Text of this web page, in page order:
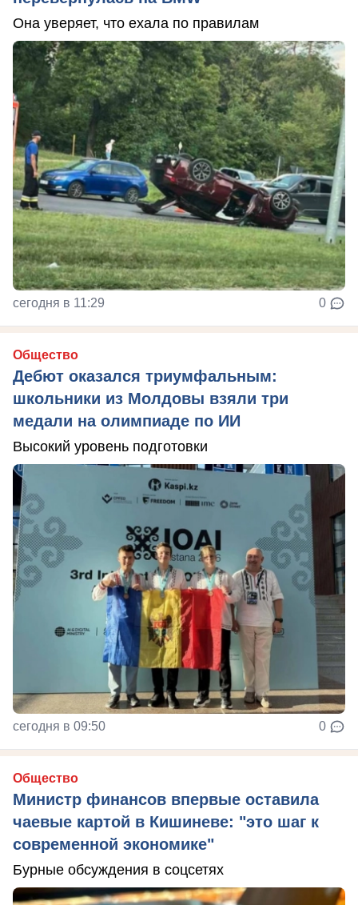
Она уверяет, что ехала по правилам
сегодня в 11:29 0
Общество
Дебют оказался триумфальным:
школьники из Молдовы взяли три
медали на олимпиаде по ИИ
Высокий уровень подготовки
сегодня в 09:50 0
Общество
Министр финансов впервые оставила
чаевые картой в Кишиневе: "это шаг к
современной экономике"
Бурные обсуждения в соцсетях